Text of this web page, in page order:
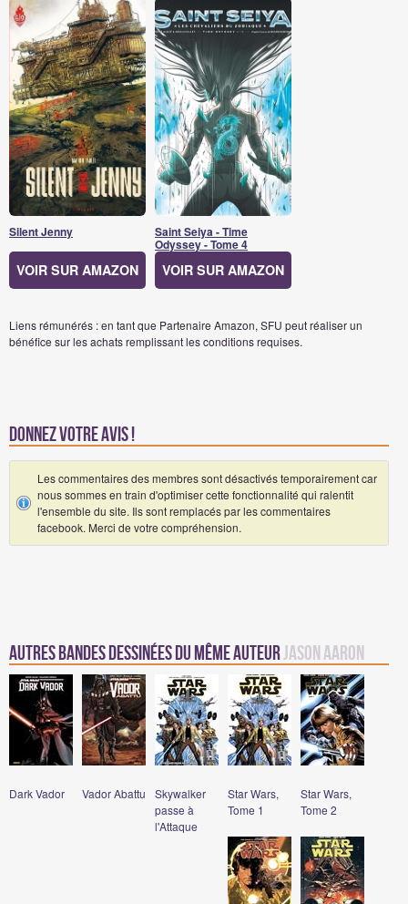
Silent Jenny
VOIR SUR AMAZON
Saint Seiya - Time
Odyssey - Tome 4
VOIR SUR AMAZON
Liens rémunérés : en tant que Partenaire Amazon, SFU peut réaliser un
bénéfice sur les achats remplissant les conditions requises.
Donnez votre avis !
Les commentaires des membres sont désactivés temporairement car
nous sommes en train d'optimiser cette fonctionnalité qui ralentit
l'ensemble du site. Ils sont remplacés par les commentaires
facebook. Merci de votre compréhension.
Autres Bandes Dessinées du même auteurJason Aaron
Dark Vador Vador Abattu
Skywalker
passe à
l'Attaque
Star Wars,
Tome 1
Star Wars,
Tome 2